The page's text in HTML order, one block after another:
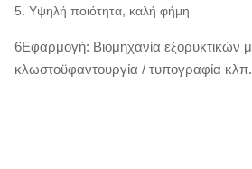
5. Υψηλή ποιότητα, καλή φήμη
6Εφαρμογή: Βιομηχανία εξορυκτικών
κλωστοϋφαντουργία / τυπογραφία κλπ.